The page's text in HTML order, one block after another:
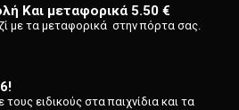
Και μεταφορικά 5.50 €
με τα μεταφορικά στην πόρτα σας.
τους ειδικούς στα παιχνίδια και τα